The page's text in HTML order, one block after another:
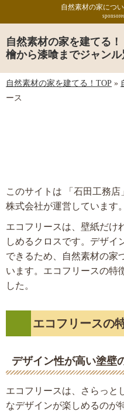
自然素材の家を建てる！
檜から漆喰までジャン
自然素材の家につ
自然素材の家を建てる！TOP »
ース
このサイトは 「石田工務店
株式会社が運営しています。
エコフリースは、壁紙だけ
しめるクロスです。デザイ
できるため、自然素材の家
います。エコフリースの特
した。
エコフリースの
デザイン性が高い塗壁
エコフリースは、さらっと
なデザインが楽しめるのが